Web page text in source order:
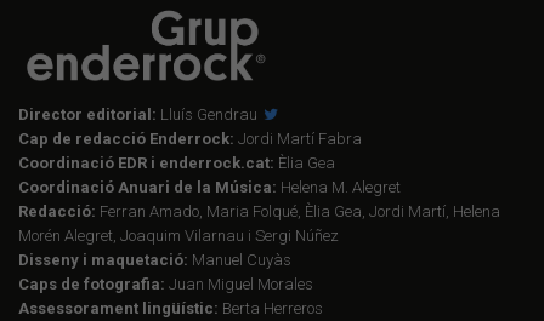
Director editorial: Lluís Gendrau
Cap de redacció Enderrock: Jordi Martí Fabra
Coordinació EDR i enderrock.cat: Èlia Gea
Coordinació Anuari de la Música: Helena M. Alegret
Redacció: Ferran Amado, Maria Folqué, Èlia Gea, Jordi Martí, Helena
Morén Alegret, Joaquim Vilarnau i Sergi Núñez
Disseny i maquetació: Manuel Cuyàs
Caps de fotografia: Juan Miguel Morales
Assessorament lingüístic: Berta Herreros